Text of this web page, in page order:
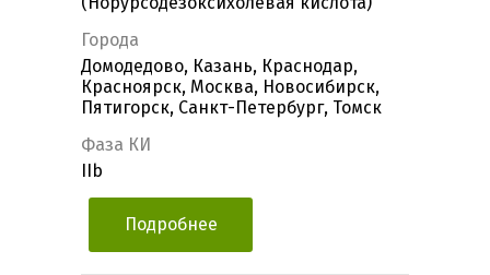
Города
Домодедово, Казань, Краснодар,
Красноярск, Москва, Новосибирск,
Пятигорск, Санкт-Петербург, Томск
Фаза КИ
IIb
Подробнее